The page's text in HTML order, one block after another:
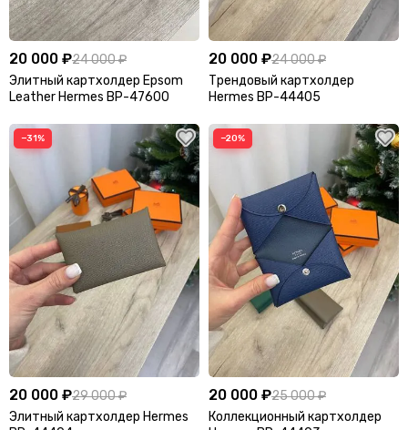
20 000 ₽24 000 ₽
Элитный картхолдер Epsom
Leather Hermes BP-47600
20 000 ₽24 000 ₽
Трендовый картхолдер
Hermes BP-44405
−31%
20 000 ₽29 000 ₽
Элитный картхолдер Hermes
−20%
20 000 ₽25 000 ₽
Коллекционный картхолдер